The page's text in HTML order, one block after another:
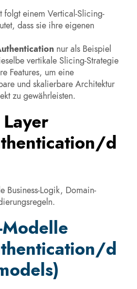
folgt einem Vertical-Slicing-
dass sie ihre eigenen
nur als Beispiel
vertikale Slicing-Strategie
Features, um eine
und skalierbare Architektur
zu gewährleisten.
d
Business-Logik, Domain-
d